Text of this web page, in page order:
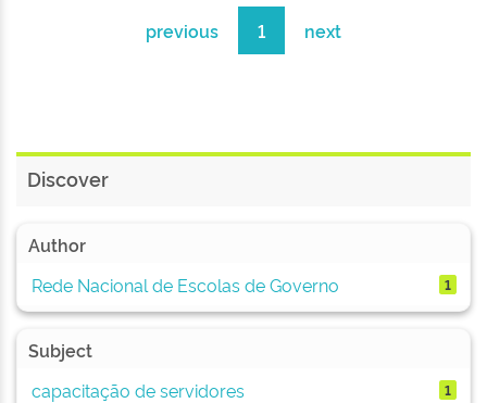
previous 1 next
Discover
Author
Rede Nacional de Escolas de Governo
1
Subject
capacitação de servidores
1